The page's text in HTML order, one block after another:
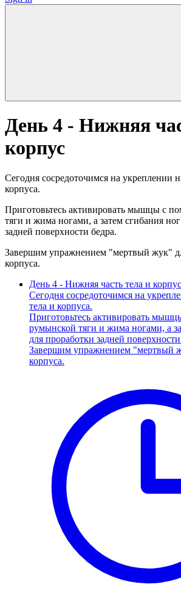
День 4 - Нижняя
корпус
Сегодня сосредоточимся на укреплении
корпуса.
Приготовьтесь активировать мышцы с
тяги и жима ногами, а затем сгибания
задней поверхности бедра.
Завершим упражнением "мертвый жук"
корпуса.
День 4 - Нижняя часть тела и корпус
Сегодня сосредоточимся на
тела и корпуса.
Приготовьтесь активировать
румынской тяги и жима ногами, а
для проработки задней
Завершим упражнением "мертвый
корпуса.